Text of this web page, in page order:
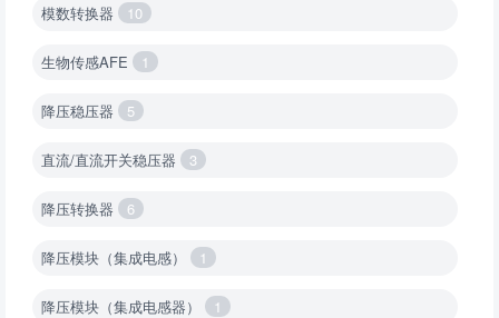
模数转换器 10
生物传感AFE 1
降压稳压器 5
直流/直流开关稳压器 3
降压转换器 6
降压模块（集成电感） 1
降压模块（集成电感器） 1